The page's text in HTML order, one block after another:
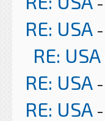
RE: USA -
RE: USA
RE: USA -
RE: USA -